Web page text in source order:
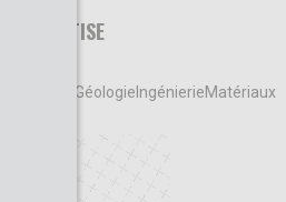
D’EXPERTISE